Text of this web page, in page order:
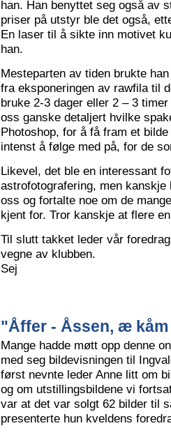
han. Han benyttet seg også av
priser på utstyr ble det også,
En laser til å sikte inn motivet
han.
Mesteparten av tiden brukte
fra eksponeringen av rawfila til
bruke 2-3 dager eller 2 – 3
oss ganske detaljert hvilke
Photoshop, for å få fram et
intenst å følge med på, for de
Likevel, det ble en interessant
astrofotografering, men
oss og fortalte noe om de
kjent for. Tror kanskje at flere
Til slutt takket leder vår
vegne av klubben.
Sej
"Åffer - Åssen, æ
Mange hadde møtt opp denne
med seg bildevisningen til
først nevnte leder Anne litt om
og om utstillingsbildene vi
var at det var solgt 62 bilder til
presenterte hun kveldens